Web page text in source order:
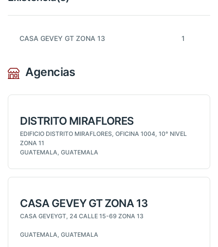
CASA GEVEY GT ZONA 13 1
Agencias
DISTRITO MIRAFLORES
EDIFICIO DISTRITO MIRAFLORES, OFICINA 1004, 10° NIVEL
ZONA 11
GUATEMALA, GUATEMALA
CASA GEVEY GT ZONA 13
CASA GEVEYGT, 24 CALLE 15-69 ZONA 13
GUATEMALA, GUATEMALA